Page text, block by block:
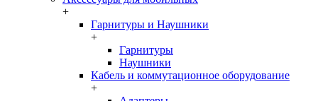
+
Гарнитуры и Наушники
+
Гарнитуры
Наушники
Кабель и коммутационное оборудование
+